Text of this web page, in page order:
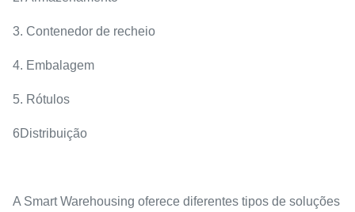
3. Contenedor de recheio
4. Embalagem
5. Rótulos
6Distribuição
A Smart Warehousing oferece diferentes tipos de soluções